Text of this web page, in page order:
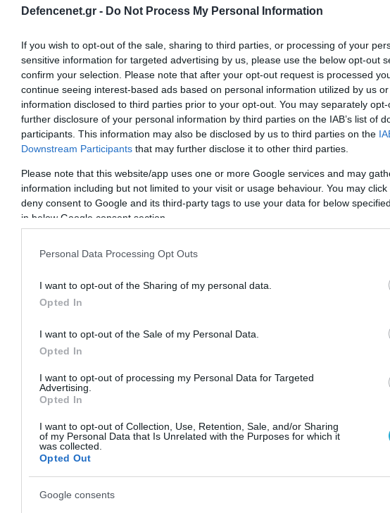
Defencenet.gr - Do Not Process My Personal Information
If you wish to opt-out of the sale, sharing to third parties, or processing of your
sensitive information for targeted advertising by us, please use the below opt-out
confirm your selection. Please note that after your opt-out request is processed
continue seeing interest-based ads based on personal information utilized by us
information disclosed to third parties prior to your opt-out. You may separately
further disclosure of your personal information by third parties on the IAB’s list of
participants. This information may also be disclosed by us to third parties on the
Downstream Participants that may further disclose it to other third parties.
Please note that this website/app uses one or more Google services and may
information including but not limited to your visit or usage behaviour. You may
deny consent to Google and its third-party tags to use your data for below
in below Google consent section.
Personal Data Processing Opt Outs
I want to opt-out of the Sharing of my personal data.
Opted In
I want to opt-out of the Sale of my Personal Data.
Opted In
I want to opt-out of processing my Personal Data for Targeted
Advertising.
Opted In
I want to opt-out of Collection, Use, Retention, Sale, and/or Sharing
of my Personal Data that Is Unrelated with the Purposes for which it
was collected.
Opted Out
Google consents